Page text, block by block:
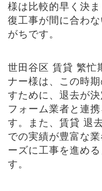
様は比較的早く決
復工事が間に合わ
がちです。
世田谷区 賃貸 繁忙
ナー様は、この時
すために、退去が
フォーム業者と連
す。また、賃貸 退
での実績が豊富な
ーズに工事を進め
す。